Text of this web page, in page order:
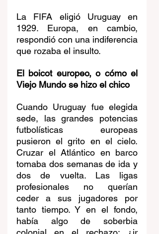
La FIFA eligió Uruguay en
1929. Europa, en cambio,
respondió con una indiferencia
que rozaba el insulto.
El boicot europeo, o cómo el
Viejo Mundo se hizo el chico
Cuando Uruguay fue elegida
sede, las grandes potencias
futbolísticas europeas
pusieron el grito en el cielo.
Cruzar el Atlántico en barco
tomaba dos semanas de ida y
dos de vuelta. Las ligas
profesionales no querían
ceder a sus jugadores por
tanto tiempo. Y en el fondo,
había algo de soberbia